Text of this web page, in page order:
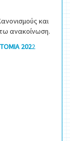
και
ανακοίνωση.
2022